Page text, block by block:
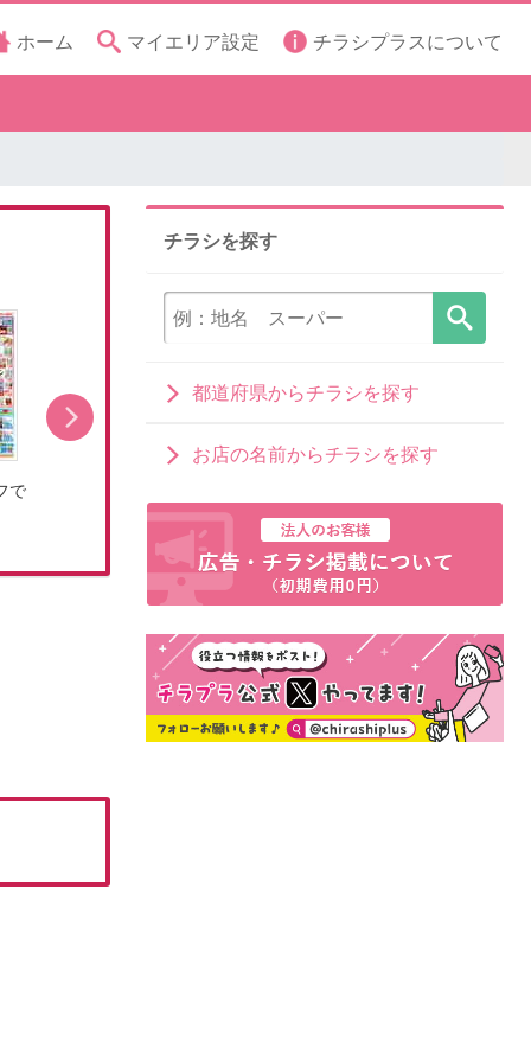
ホーム マイエリア設定 チラシプラスについて
で
チラシを探す
都道府県からチラシを探す
お店の名前からチラシを探す